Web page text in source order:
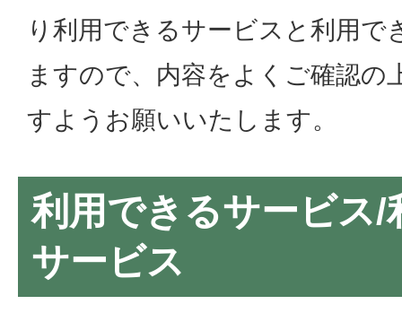
り利用できるサービスと利用で
ますので、内容をよくご確認の
すようお願いいたします。
利用できるサービス/
サービス